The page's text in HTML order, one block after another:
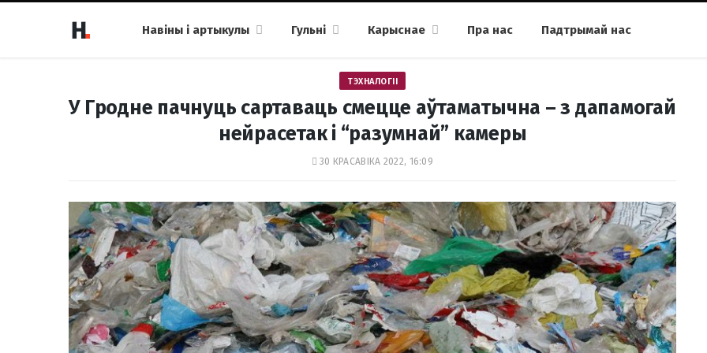
Навіны і артыкулы Гульні Карыснае Пра нас Падтрымай нас
ТЭХНАЛОГІІ
У Гродне пачнуць сартаваць смецце аўтаматычна – з дапамогай
нейрасетак і “разумнай” камеры
30 КРАСАВІКА 2022, 16:09